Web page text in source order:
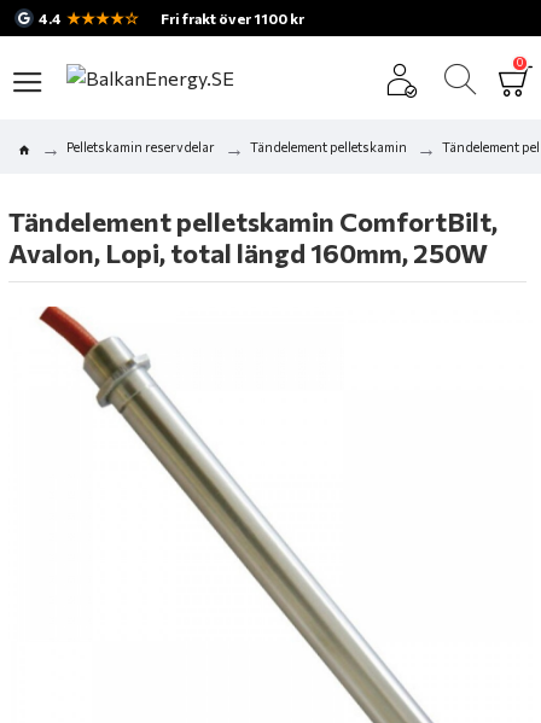
4.4 ★★★★☆ Fri frakt över 1100 kr
0
Pelletskamin reservdelar Tändelement pelletskamin Tändelement
Tändelement pelletskamin ComfortBilt,
Avalon, Lopi, total längd 160mm, 250W